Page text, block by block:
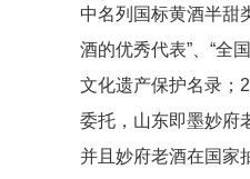
中名列国标黄酒半甜
酒的优秀代表”、“全
文化遗产保护名录；
委托，山东即墨妙府
并且妙府老酒在国家